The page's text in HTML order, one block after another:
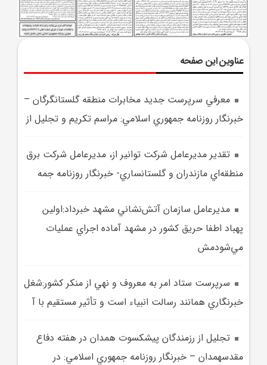
عناوین این صفحه
معرفي سرپرست جديد مخابرات منطقه گلستانگرگان –
خبرنگار روزنامه جمهوري اسلامي: مراسم تکريم و تجليل از
تقدير مديرعامل شرکت توانير از، مديرعامل شرکت برق
منطقه‌اي مازندران و گلستانساري- خبرنگار روزنامه جمه
مديرعامل سازمان آتش‌نشاني مشهد خبرداد:اولين
پهباد اطفا حريق کشور در مشهد آماده اجراي عمليات
مي‌شودمش
سرپرست ستاد امر به معروف و نهي از منکر کشور:شغل
خبرنگاري همانند رسالت انبياء است و تأثير مستقيم با آ
تجليل از رزمندگان پيشکسوت همدان در هفته دفاع
مقدسهمدان – خبرنگار روزنامه جمهوري اسلامي: در